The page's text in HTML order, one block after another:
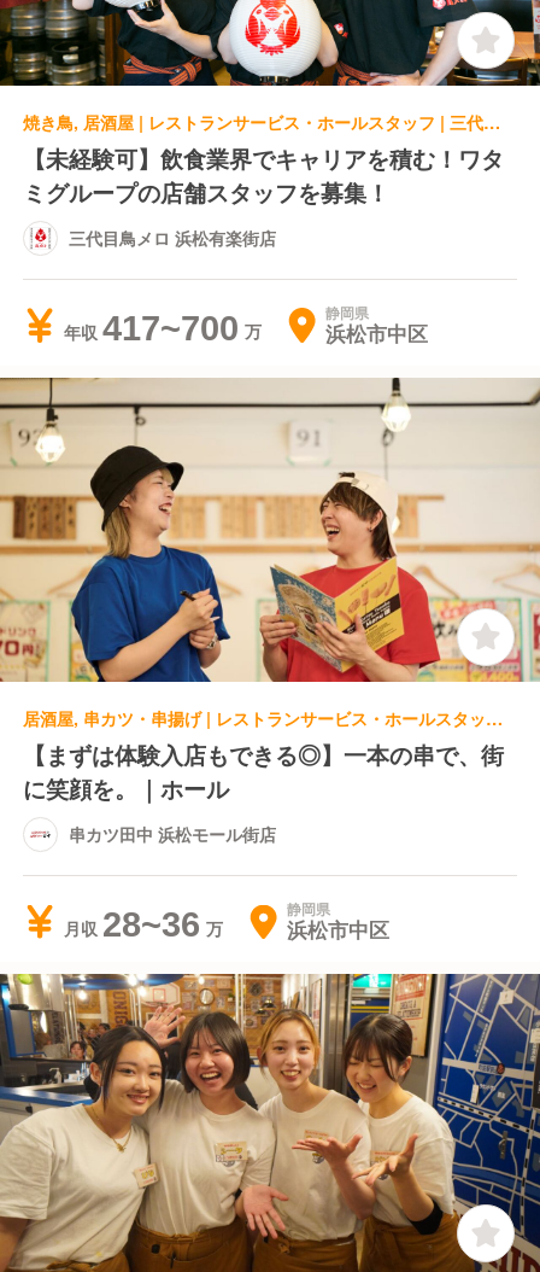
焼き鳥, 居酒屋 | レストランサービス・ホールスタッフ | 三代目鳥メロ 浜松有楽街店
【未経験可】飲食業界でキャリアを積む！ワタ
ミグループの店舗スタッフを募集！
三代目鳥メロ 浜松有楽街店
年収 417~700 静岡県
浜松市中区
居酒屋, 串カツ・串揚げ | レストランサービス・ホールスタッフ | 串カツ田中 浜松モール街店
【まずは体験入店もできる◎】一本の串で、街
に笑顔を。｜ホール
串カツ田中 浜松モール街店
月収 28~36 静岡県
浜松市中区